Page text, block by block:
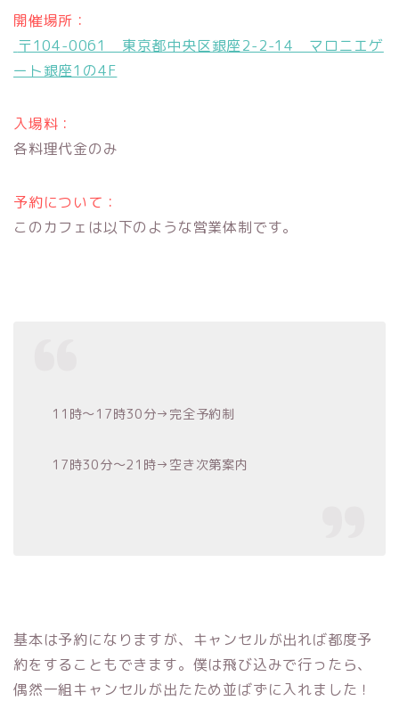
開催場所：
〒104-0061 東京都中央区銀座2-2-14 マロニエゲ
ート銀座1の4F
入場料：
各料理代金のみ
予約について：
このカフェは以下のような営業体制です。
11時〜17時30分→完全予約制
17時30分〜21時→空き次第案内
基本は予約になりますが、キャンセルが出れば都度予
約をすることもできます。僕は飛び込みで行ったら、
偶然一組キャンセルが出たため並ばずに入れました！